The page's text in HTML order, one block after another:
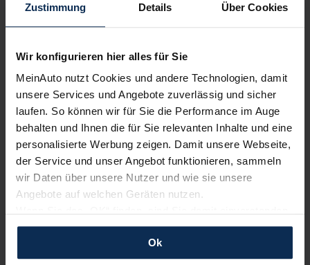
Zustimmung Details Über Cookies
Wir konfigurieren hier alles für Sie
MeinAuto nutzt Cookies und andere Technologien, damit
unsere Services und Angebote zuverlässig und sicher
laufen. So können wir für Sie die Performance im Auge
behalten und Ihnen die für Sie relevanten Inhalte und eine
personalisierte Werbung zeigen. Damit unsere Webseite,
der Service und unser Angebot funktionieren, sammeln
wir Daten über unsere Nutzer und wie sie unsere
Angebote auf welchen Geräten nutzen.
und erlauben uns Cookies für unseren Service zu
verwenden und diese Daten an Dritte weiterzugeben,
etwa an unsere Marketingpartner. Falls Sie dem nicht
Ok
Neuwagenmarkt in Deutschland. Unsere Kunden haben
dadurch ihr Wunschauto zum Top-Rabatt erhalten und
bewerten unsere Arbeit positiv.
Sehen Sie sich unsere Bewertungen an: